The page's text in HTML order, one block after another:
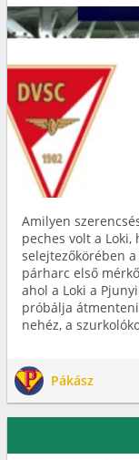
Amilyen
peches volt a
selejtezőkörében
párharc első
ahol a Loki a
próbálja
nehéz, a
Pákász